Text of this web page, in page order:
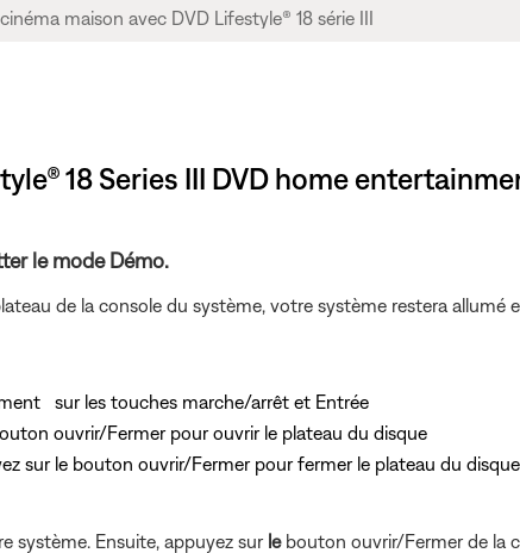
18 Series III DVD home
le mode Démo.
de la console du système, votre système restera
sur les touches marche/arrêt et Entrée
ouvrir/Fermer pour ouvrir le plateau du disque
sur le bouton ouvrir/Fermer pour fermer le plateau du disque
système. Ensuite, appuyez surle bouton ouvrir/Fermer de la